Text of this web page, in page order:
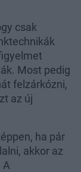
csak
Most pedig
felzárkózni,
az új
ha pár
akkor az
A